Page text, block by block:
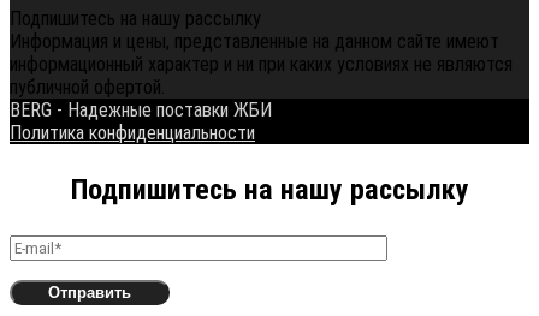
Подпишитесь на нашу рассылку
Информация и цены, представленные на данном сайте имеют
информационный характер и ни при каких условиях не являются
публичной офертой.
BERG - Надежные поставки ЖБИ
Политика конфиденциальности
Подпишитесь на нашу рассылку